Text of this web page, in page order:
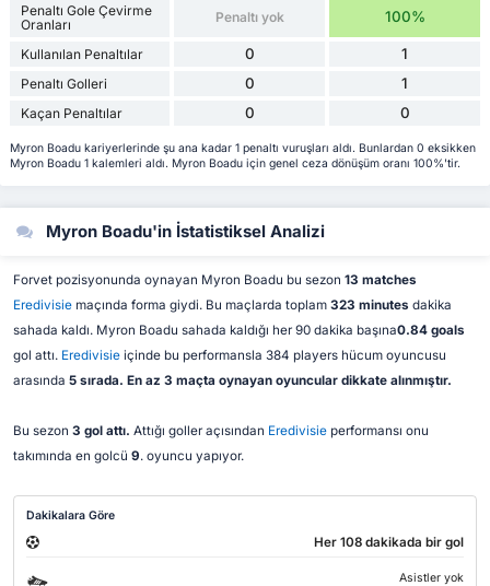
Penaltı Gole Çevirme
Oranları
Penaltı yok 100%
Kullanılan Penaltılar 0 1
Penaltı Golleri 0 1
Kaçan Penaltılar 0 0
Myron Boadu kariyerlerinde şu ana kadar 1 penaltı vuruşları aldı. Bunlardan 0 eksikken
Myron Boadu 1 kalemleri aldı. Myron Boadu için genel ceza dönüşüm oranı 100%'tir.
Myron Boadu'in İstatistiksel Analizi
Forvet pozisyonunda oynayan Myron Boadu bu sezon 13 matches
Eredivisiemaçında forma giydi. Bu maçlarda toplam 323 minutes dakika
sahada kaldı. Myron Boadu sahada kaldığı her 90 dakika başına0.84 goals
gol attı. Eredivisieiçinde bu performansla 384 players hücum oyuncusu
arasında 5 sırada. En az 3 maçta oynayan oyuncular dikkate alınmıştır.
Bu sezon 3 gol attı. Attığı goller açısından Eredivisieperformansı onu
takımında en golcü 9. oyuncu yapıyor.
Dakikalara Göre
Her 108 dakikada bir gol
Asistler yok